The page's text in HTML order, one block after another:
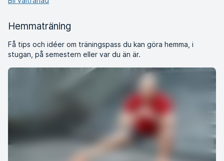
Hemmaträning
Få tips och idéer om träningspass du kan göra hemma, i
stugan, på semestern eller var du än är.